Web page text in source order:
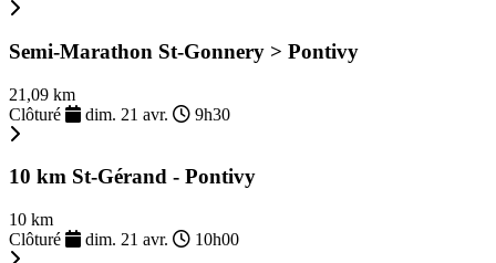
Semi-Marathon St-Gonnery > Pontivy
21,09 km
Clôturé
dim. 21 avr. 9h30
10 km St-Gérand - Pontivy
10 km
Clôturé
dim. 21 avr. 10h00